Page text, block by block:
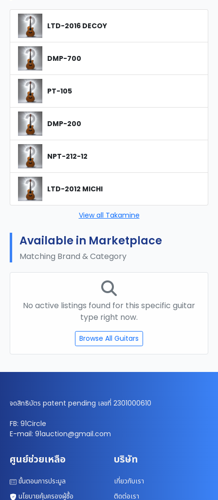
LTD-2016 DECOY
DMP-700
PT-105
DMP-200
NPT-212-12
LTD-2012 MICHI
View all Takamine
Available in Marketplace
Matching Brand & Category
No active listings found for this specific guitar
type right now.
Browse All Guitars
จดสิทธิบัตร patent pending เลขที่ 2301000610
FB: 91Circle
E-mail: 91auction@gmail.com
ศูนย์ช่วยเหลือ
ขั้นตอนการประมูล
นโยบายคุ้มครองผู้ซื้อ
บริษัท
เกี่ยวกับเรา
ติดต่อเรา